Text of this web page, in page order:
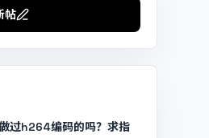
帖
过h264编码的吗？求指